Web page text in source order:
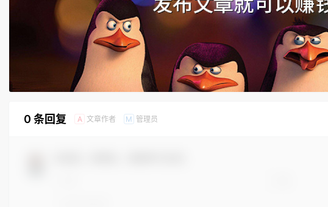
0 条回复 A 文章作者 M 管理员